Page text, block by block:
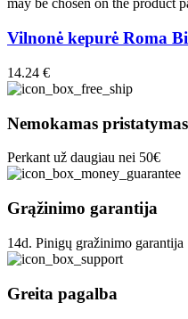
may be chosen on the product
Vilnonė kepurė Roma
14.24 €
Nemokamas pristatymas
Perkant už daugiau nei 50€
Grąžinimo garantija
14d. Pinigų gražinimo garantija
Greita pagalba